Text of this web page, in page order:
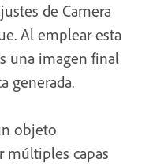
de Camera
Al emplear esta
una imagen final
generada.
objeto
múltiples capas